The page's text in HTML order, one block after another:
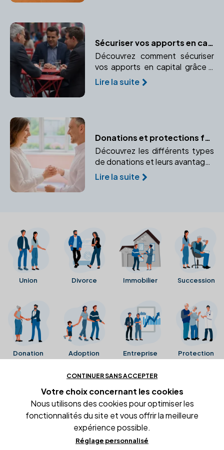
Sécuriser vos apports en capital : l'importance de faire appel à un notaire
Découvrez comment sécuriser
vos apports en capital grâce à
l'expertise d'un notaire.
Apprenez à protéger vos biens
Lire la suite
Donations et protections familiales : les conseils du notaire
Découvrez les différents types
de donations et leurs avantages
pour protéger votre famille. Un
notaire peut vous aider à
Lire la suite
Union Divorce Immobilier Succession
Donation Adoption Entreprise Protection
Ces avis proviennent directement de la fiche Google
Business de l'office notarial. Ils n'ont ni été collectés ni
été vérifiés par Alexia.fr.
Conditions générales d'utilisation
CONTINUER SANS ACCEPTER
Votre choix concernant les cookies
Nous utilisons des cookies pour optimiser les
fonctionnalités du site et vous offrir la meilleure
expérience possible.
Réglage personnalisé